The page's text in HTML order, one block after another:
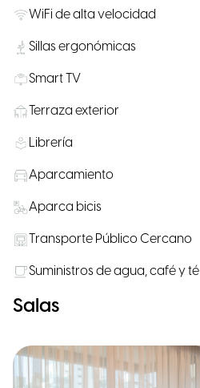
WiFi de alta velocidad
Sillas ergonómicas
Smart TV
Terraza exterior
Librería
Aparcamiento
Aparca bicis
Transporte Público Cercano
Suministros de agua, café y té
Salas